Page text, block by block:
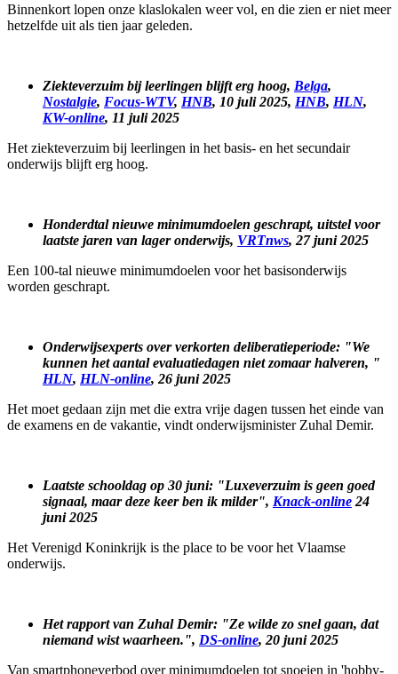
Binnenkort lopen onze klaslokalen weer vol, en die zien er niet meer
hetzelfde uit als tien jaar geleden.
Ziekteverzuim bij leerlingen blijft erg hoog, Belga,
Nostalgie, Focus-WTV, HNB, 10 juli 2025, HNB, HLN,
KW-online, 11 juli 2025
Het ziekteverzuim bij leerlingen in het basis- en het secundair
onderwijs blijft erg hoog.
Honderdtal nieuwe minimumdoelen geschrapt, uitstel voor
laatste jaren van lager onderwijs, VRTnws, 27 juni 2025
Een 100-tal nieuwe minimumdoelen voor het basisonderwijs
worden geschrapt.
Onderwijsexperts over verkorten deliberatieperiode: "We
kunnen het aantal evaluatiedagen niet zomaar halveren, "
HLN, HLN-online, 26 juni 2025
Het moet gedaan zijn met die extra vrije dagen tussen het einde van
de examens en de vakantie, vindt onderwijsminister Zuhal Demir.
Laatste schooldag op 30 juni: "Luxeverzuim is geen goed
signaal, maar deze keer ben ik milder", Knack-online 24
juni 2025
Het Verenigd Koninkrijk is the place to be voor het Vlaamse
onderwijs.
Het rapport van Zuhal Demir: "Ze wilde zo snel gaan, dat
niemand wist waarheen.", DS-online, 20 juni 2025
Van smartphoneverbod over minimumdoelen tot snoeien in 'hobby-